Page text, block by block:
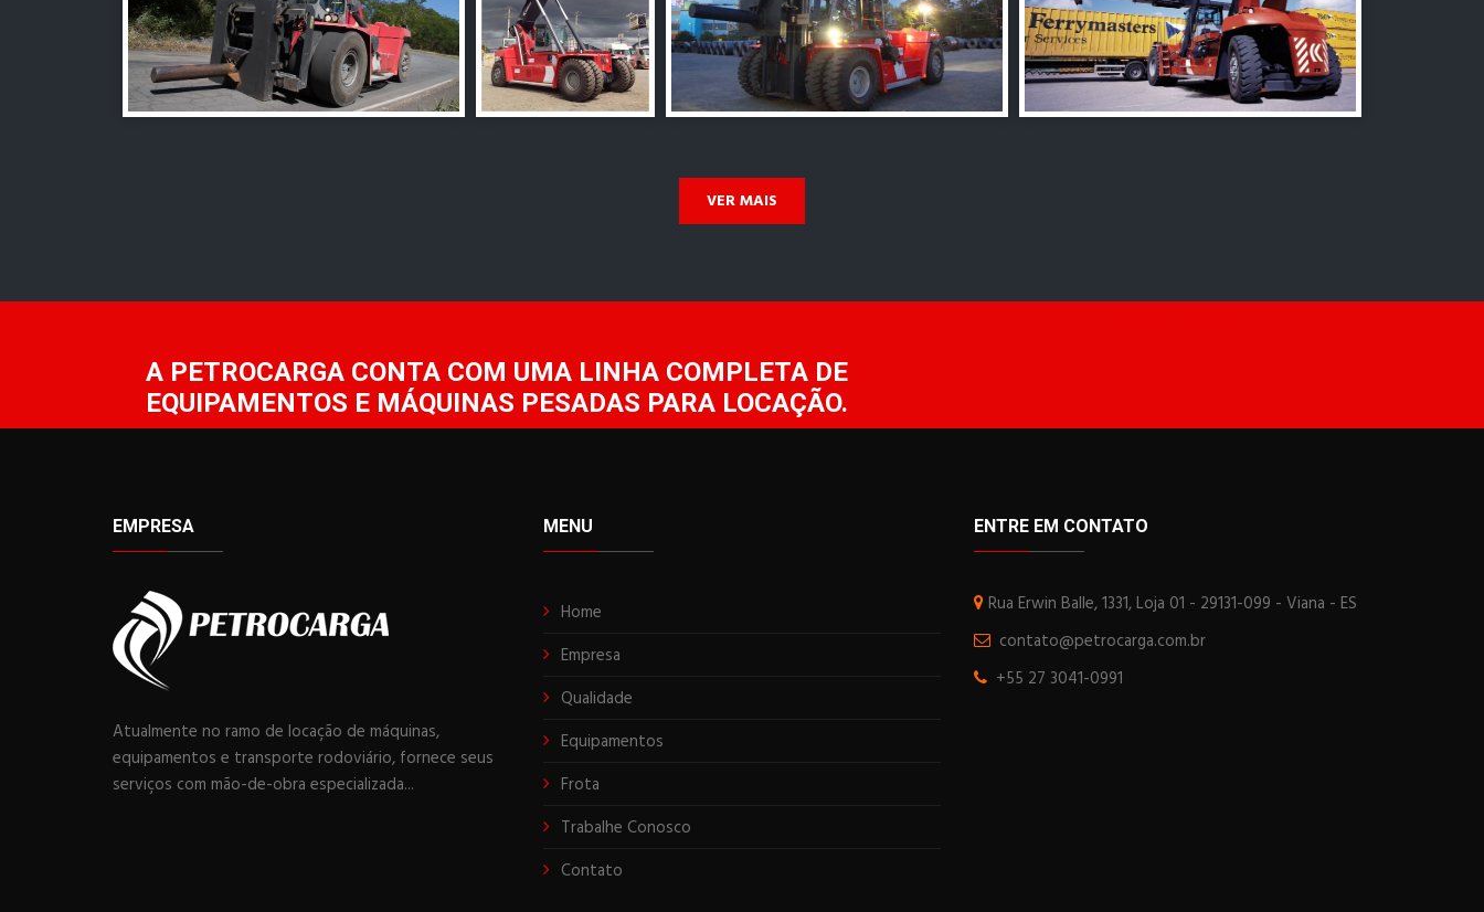
VER MAIS
A PETROCARGA CONTA COM UMA LINHA COMPLETA DE
EQUIPAMENTOS E MÁQUINAS PESADAS PARA LOCAÇÃO.
EMPRESA
Atualmente no ramo de locação de máquinas,
equipamentos e transporte rodoviário, fornece seus
serviços com mão-de-obra especializada...
MENU
Home
Empresa
Qualidade
Equipamentos
Frota
Trabalhe Conosco
Contato
ENTRE EM CONTATO
Rua Erwin Balle, 1331, Loja 01 - 29131-099 - Viana - ES
contato@petrocarga.com.br
+55 27 3041-0991